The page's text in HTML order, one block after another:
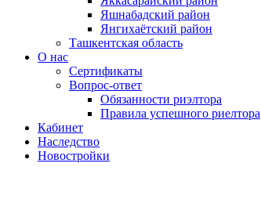
Яшнабадский район
Янгихаётский район
Ташкентская область
О нас
Сертификаты
Вопрос-ответ
Обязанности риэлтора
Правила успешного риелтора
Кабинет
Наследство
Новостройки